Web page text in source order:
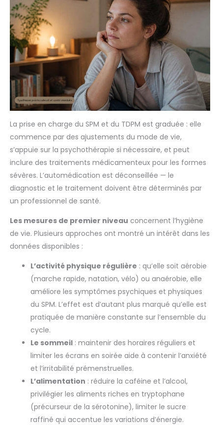
La prise en charge du SPM et du TDPM est graduée : elle
commence par des ajustements du mode de vie,
s’appuie sur la psychothérapie si nécessaire, et peut
inclure des traitements médicamenteux pour les formes
sévères. L’automédication est déconseillée — le
diagnostic et le traitement doivent être déterminés par
un professionnel de santé.
Les mesures de premier niveau concernent l’hygiène
de vie. Plusieurs approches ont montré un intérêt dans les
données disponibles :
L’activité physique régulière : qu’elle soit aérobie
(marche rapide, natation, vélo) ou anaérobie, elle
améliore les symptômes psychiques et physiques
du SPM. L’effet est d’autant plus marqué qu’elle est
pratiquée de manière constante sur l’ensemble du
cycle.
Le sommeil : maintenir des horaires réguliers et
limiter les écrans en soirée aide à contenir l’anxiété
et l’irritabilité prémenstruelles.
L’alimentation : réduire la caféine et l’alcool,
privilégier les aliments riches en tryptophane
(précurseur de la sérotonine), limiter le sucre
raffiné qui accentue les variations d’énergie.